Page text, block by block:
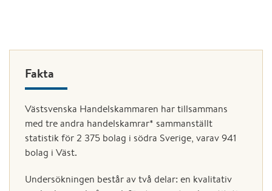
Fakta
Västsvenska Handelskammaren har tillsammans
med tre andra handelskamrar* sammanställt
statistik för 2 375 bolag i södra Sverige, varav 941
bolag i Väst.
Undersökningen består av två delar: en kvalitativ